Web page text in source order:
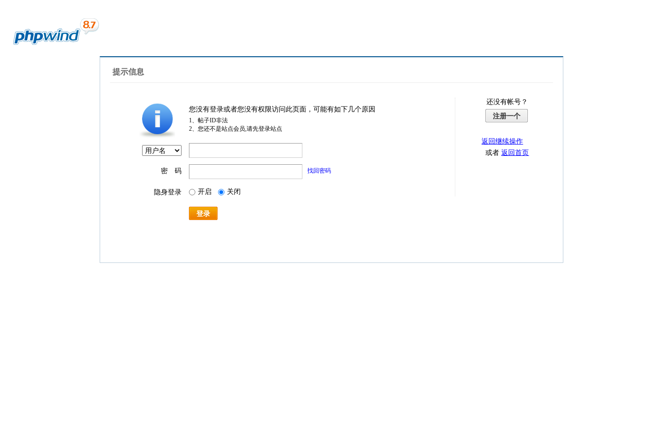
提示信息
您没有登录或者您没有权限访问此页面，可能有如下几个原因
1、帖子ID非法
2、您还不是站点会员,请先登录站点
密 码 找回密码
隐身登录 开启 关闭
登录
还没有帐号？
注册一个
返回继续操作
或者返回首页